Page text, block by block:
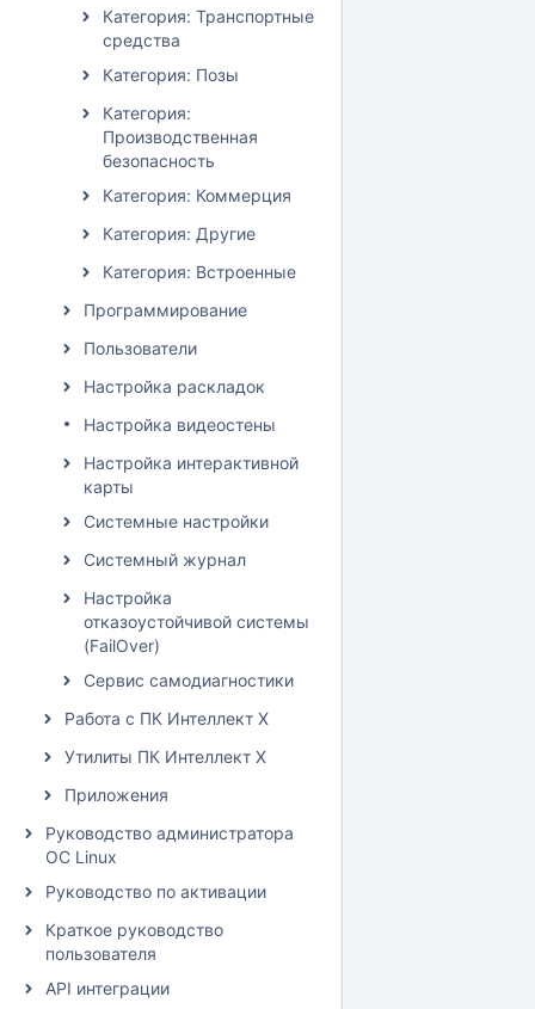
Категория: Транспортные
средства
Категория: Позы
Категория:
Производственная
безопасность
Категория: Коммерция
Категория: Другие
Категория: Встроенные
Программирование
Пользователи
Настройка раскладок
Настройка видеостены
Настройка интерактивной
карты
Системные настройки
Системный журнал
Настройка
отказоустойчивой системы
(FailOver)
Сервис самодиагностики
Работа с ПК Интеллект X
Утилиты ПК Интеллект X
Приложения
Руководство администратора
ОС Linux
Руководство по активации
Краткое руководство
пользователя
API интеграции